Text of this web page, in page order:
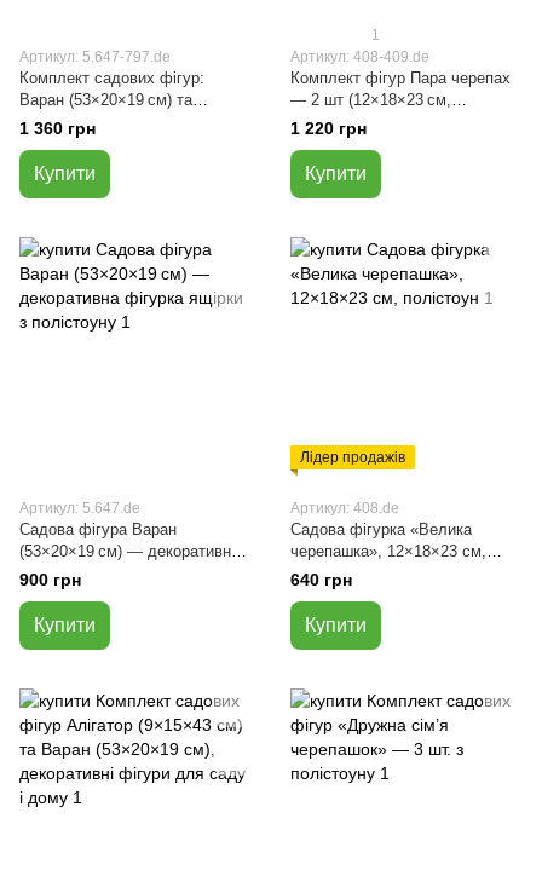
Артикул: 5.647-797.de
Комплект садових фігур:
Варан (53×20×19 см) та
Черепаха кругла мала
(14×11×8 см) — декор з
полістоуну
1 360 грн
Купити
1
Артикул: 408-409.de
Комплект фігур Пара черепах
— 2 шт (12×18×23 см,
10×16×22 см), полістоун
1 220 грн
Купити
Артикул: 5.647.de
Садова фігура Варан
(53×20×19 см) — декоративна
фігурка ящірки з полістоуну
900 грн
Купити
Лідер продажів
Артикул: 408.de
Садова фігурка «Велика
черепашка», 12×18×23 см,
полістоун
640 грн
Купити